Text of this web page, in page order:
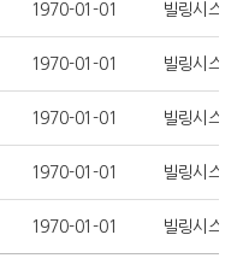
1970-01-01 빌링시스
1970-01-01 빌링시스
1970-01-01 빌링시스
1970-01-01 빌링시스
1970-01-01 빌링시스